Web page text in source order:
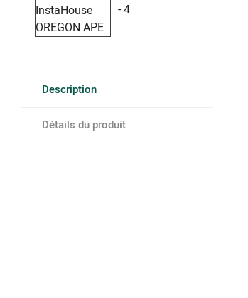
Description
Détails du produit